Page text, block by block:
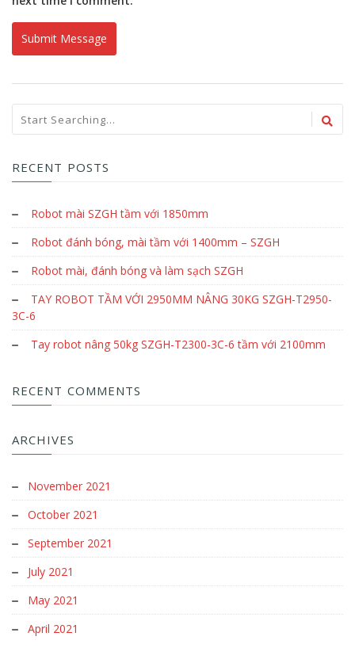
RECENT POSTS
Robot mài SZGH tầm với 1850mm
Robot đánh bóng, mài tầm với 1400mm – SZGH
Robot mài, đánh bóng và làm sạch SZGH
TAY ROBOT TẦM VỚI 2950MM NÂNG 30KG SZGH-T2950-
3C-6
Tay robot nâng 50kg SZGH-T2300-3C-6 tầm với 2100mm
RECENT COMMENTS
ARCHIVES
November 2021
October 2021
September 2021
July 2021
May 2021
April 2021